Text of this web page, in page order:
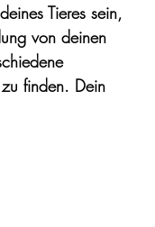
Tieres sein,
von deinen
finden. Dein